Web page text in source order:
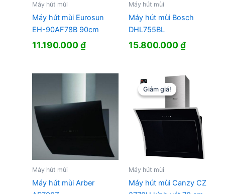
Máy hút mùi
Máy hút mùi Eurosun
EH-90AF78B 90cm
11.190.000₫
Máy hút mùi
Máy hút mùi Bosch
DHL755BL
15.800.000₫
Máy hút mùi
Máy hút mùi Arber
Giảm giá!
Giảm giá!
Máy hút mùi
Máy hút mùi Canzy CZ